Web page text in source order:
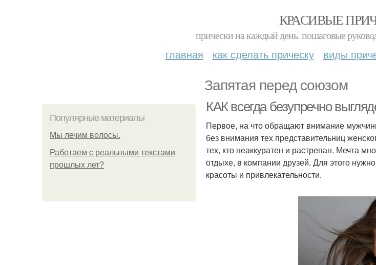
КРАСИВЫЕ
прически на каждый день. пошаговые
главная как сделать прическу виды
Запятая перед союзом
Популярные материалы
Мы лечим волосы.
Работаем с реальными текстами
прошлых лет?
КАК всегда безупречно
Первое, на что обращают внимание
без внимания тех представительниц
тех, кто неаккуратен и растрепан. Мечта
отдыхе, в компании друзей. Для этого
красоты и привлекательности.